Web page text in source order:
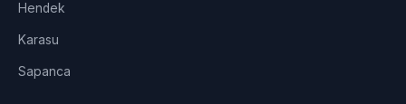
Hendek
Karasu
Sapanca